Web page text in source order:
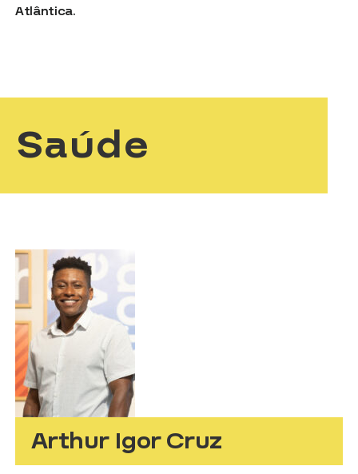
Atlântica.
Saúde
Arthur Igor Cruz